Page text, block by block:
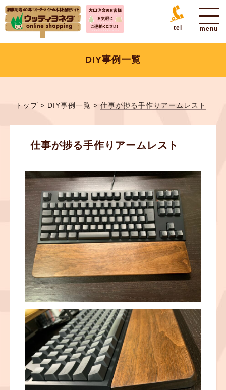
tel
DIY事例一覧
トップ > DIY事例一覧 > 仕事が捗る手作りアームレスト
仕事が捗る手作りアームレスト